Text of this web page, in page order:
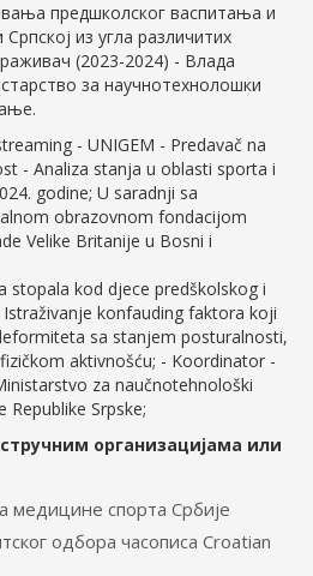
предшколског васпитања и
из угла различитих
(2023-2024) - Влада
за научнотехнолошки
- UNIGEM - Predavač na
- Analiza stanja u oblasti sporta i
godine; U saradnji sa
obrazovnom fondacijom
Velike Britanije u Bosni i
stopala kod djece predškolskog i
konfauding faktora koji
sa stanjem posturalnosti,
aktivnošću; - Koordinator -
za naučnotehnološki
Srpske;
организацијама или
спорта Србије
одбора часописа Croatian